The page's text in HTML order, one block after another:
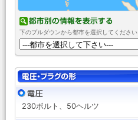
下のプルダウンから都市を選択してください
230ボルト、50ヘルツ